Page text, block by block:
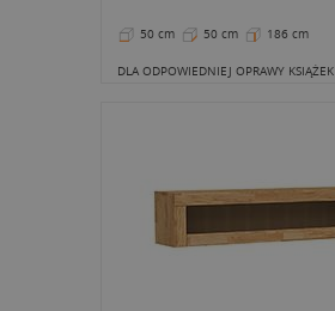
50 cm 50 cm 186 cm
DLA ODPOWIEDNIEJ OPRAWY KSIĄŻEK